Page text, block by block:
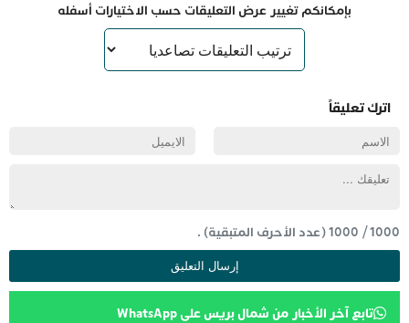
بإمكانكم تغيير عرض التعليقات حسب الاختيارات أسفله
اترك تعليقاً
1000
/
1000(عدد الأحرف المتبقية) .
تابع آخر الأخبار من شمال بريس على WhatsApp